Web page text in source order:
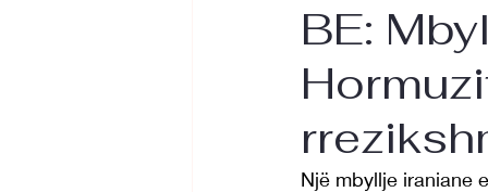
BE:
Një mbyllje iraniane